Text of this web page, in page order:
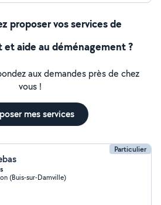
proposer vos services de
aide au déménagement ?
aux demandes près de chez
vous !
mes services
Particulier
(Buis-sur-Damville)